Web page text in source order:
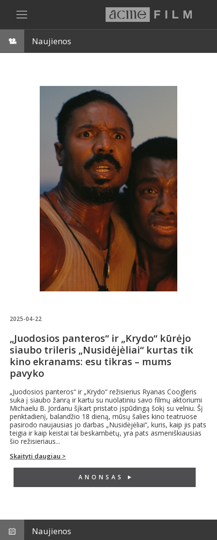
Naujienos
ANONSAS
2025-04-22
„Juodosios panteros“ ir „Krydo“ kūrėjo
siaubo trileris „Nusidėjėliai“ kurtas tik
kino ekranams: esu tikras – mums
pavyko
„Juodosios panteros“ ir „Krydo“ režisierius Ryanas Coogleris
suka į siaubo žanrą ir kartu su nuolatiniu savo filmų aktoriumi
Michaelu B. Jordanu šįkart pristato įspūdingą šokį su velniu. Šį
penktadienį, balandžio 18 dieną, mūsų šalies kino teatruose
pasirodo naujausias jo darbas „Nusidėjėliai“, kuris, kaip jis pats
teigia ir kaip keistai tai beskambėtų, yra pats asmeniškiausias
šio režisieriaus...
Skaityti daugiau >
Naujienos